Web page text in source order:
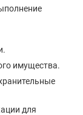
имущества.
для